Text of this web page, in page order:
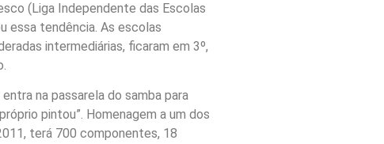
(Liga Independente das Escolas
essa tendência. As escolas
intermediárias, ficaram em 3º,
na passarela do samba para
pintou”. Homenagem a um dos
terá 700 componentes, 18